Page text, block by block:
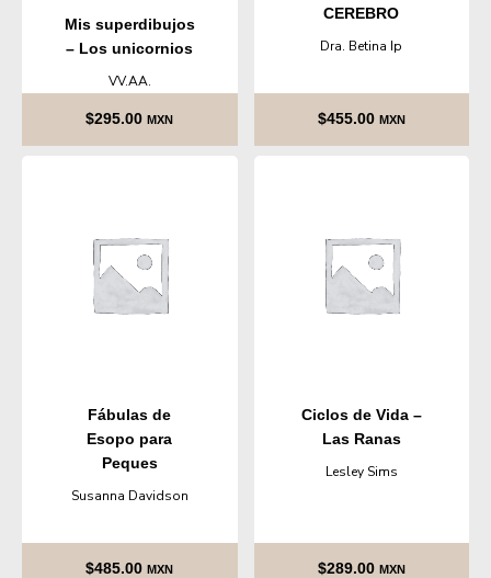
Mis superdibujos
– Los unicornios
VV.AA.
$295.00 MXN
CEREBRO
Dra. Betina Ip
$455.00 MXN
Fábulas de
Esopo para
Peques
Susanna Davidson
$485.00 MXN
Ciclos de Vida –
Las Ranas
Lesley Sims
$289.00 MXN